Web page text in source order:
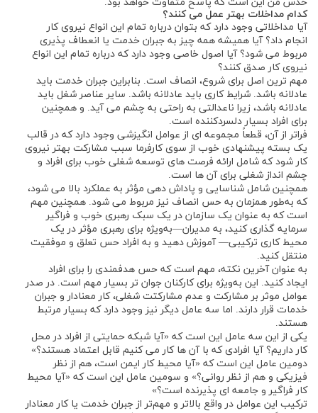
کدام مداخلات بهتر عمل می ‌کنند؟
آیا مداخلاتی وجود دارد که بتوان درباره تمام این انواع نیروی کار
انجام داد؟ آیا همیشه همه چیز به جبران خدمت یا انعطاف ‌پذیری
مربوط می ‌شود؟ آیا اصول خاصی وجود دارد که درباره تمام این انواع
نیروی کار صدق کنند؟
مهم ‌ترین اصل برای شروع، انصاف است. بنابراین جبران خدمت باید
عادلانه باشد. شرایط کاری باید عادلانه باشد. سایر عناصر شغل باید
عادلانه باشد، زیرا ناعدالتی به راحتی به چشم می آید. و همچنین
برای افراد بسیار دلسردکننده است.
فراتر از آن، قطعاً مجموعه ‌ای از عوامل انگیزشی وجود دارد که در قالب
یک بسته پیشنهادی خوب از سوی کارفرما سبب مشارکت بهتر نیروی
کار شود که شامل ارائه فرصت ‌های توسعه شغلی خوب برای افراد و
چشم انداز شغلی برای آن ‌ها است.
همچنین شامل شناسایی و پاداش‌ دهی مؤثر به عملکرد بالا می شود،
که به‌طور همزمان به حس انصاف نیز مربوط می‌ شود. همچنین مهم
است که به عنوان یک سازمان در یک سبک رهبری خوب و فراگیر
سرمایه ‌گذاری کنید، به مدیران—به‌ویژه برای رهبری مؤثر در یک
محیط کاری ترکیبی— آموزش دهید و به افراد حس تعلق و موفقیت
منتقل کنید.
به عنوان آخرین نکته، مهم است که حس هدفمندی را برای افراد
ایجاد کنید. این به‌ویژه برای کارکنان جوان‌ تر بسیار مهم است. در صدر
عوامل موثر بر مشارکت و عدم مشارکتت شغلی، کار معنادار و جبران
خدمات قرار دارند. اما سه عامل دیگر نیز وجود دارد که بسیار مرتبط
هستند.
یکی از این سه عامل این است که «آیا شبکه حمایتی از افراد در محل
کار داریم؟ آیا افرادی که با آن ‌ها کار می ‌کنیم قابل اعتماد هستند؟»
دومین عامل این است که «آیا محیط کار ایمن است، هم از نظر
فیزیکی و هم از نظر روانی؟» و سومین عامل این است که «آیا محیط
کار فراگیر و جامعه ‌ای پذیرنده است؟»
ترکیب این عوامل در واقع بالاتر و مهم‌تر از جبران خدمت یا کار معنادار